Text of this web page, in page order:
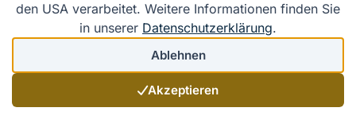
Geprüfte Qualität
Zertifiziert nach
DIN EN ISO 9001
★★★★★
den USA verarbeitet. Weitere Informationen finden Sie
in unserer Datenschutzerklärung.
Ablehnen
Akzeptieren